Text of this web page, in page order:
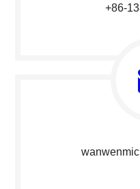
+86-